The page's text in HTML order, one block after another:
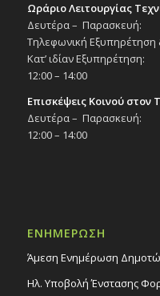
Ωράριο Λειτουργίας
Δευτέρα – Παρασκευή:
Τηλεφωνική Εξυπηρέτηση
Κατ’ ιδίαν Εξυπηρέτηση:
12:00 – 14:00
Επισκέψεις Κοινού στον
Δευτέρα – Παρασκευή:
12:00 – 14:00
ΕΝΗΜΕΡΩΣΗ
Άμεση Ενημέρωση
Ηλ. Υποβολή Ένστασης